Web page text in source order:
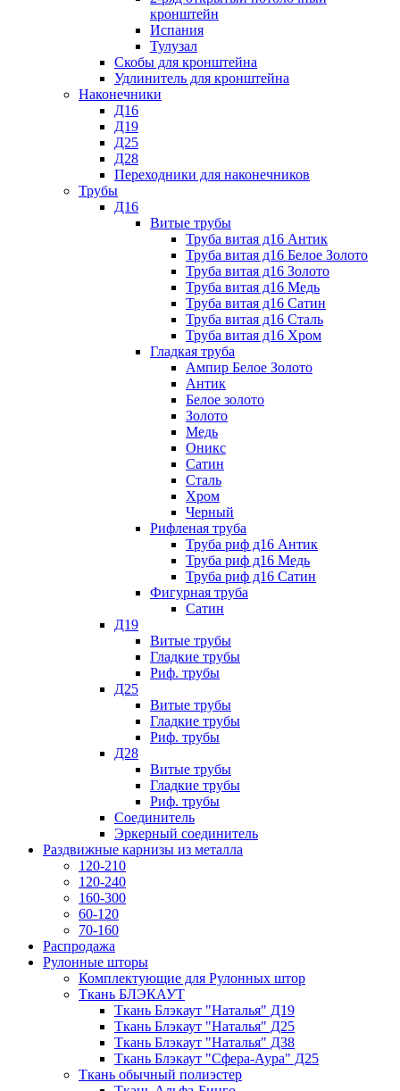
кронштейн
Испания
Тулузал
Скобы для кронштейна
Удлинитель для кронштейна
Наконечники
Д16
Д19
Д25
Д28
Переходники для наконечников
Трубы
Д16
Витые трубы
Труба витая д16 Антик
Труба витая д16 Белое Золото
Труба витая д16 Золото
Труба витая д16 Медь
Труба витая д16 Сатин
Труба витая д16 Сталь
Труба витая д16 Хром
Гладкая труба
Ампир Белое Золото
Антик
Белое золото
Золото
Медь
Оникс
Сатин
Сталь
Хром
Черный
Рифленая труба
Труба риф д16 Антик
Труба риф д16 Медь
Труба риф д16 Сатин
Фигурная труба
Сатин
Д19
Витые трубы
Гладкие трубы
Риф. трубы
Д25
Витые трубы
Гладкие трубы
Риф. трубы
Д28
Витые трубы
Гладкие трубы
Риф. трубы
Соединитель
Эркерный соединитель
Раздвижные карнизы из металла
120-210
120-240
160-300
60-120
70-160
Распродажа
Рулонные шторы
Комплектующие для Рулонных штор
Ткань БЛЭКАУТ
Ткань Блэкаут "Наталья" Д19
Ткань Блэкаут "Наталья" Д25
Ткань Блэкаут "Наталья" Д38
Ткань Блэкаут "Сфера-Аура" Д25
Ткань обычный полиэстер